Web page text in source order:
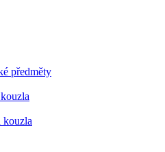
předměty
kouzla